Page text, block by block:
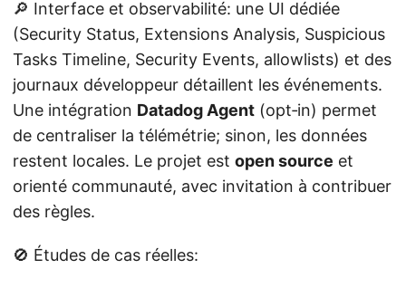
🔎 Interface et observabilité: une UI dédiée
(Security Status, Extensions Analysis, Suspicious
Tasks Timeline, Security Events, allowlists) et des
journaux développeur détaillent les événements.
Une intégration Datadog Agent (opt‑in) permet
de centraliser la télémétrie; sinon, les données
restent locales. Le projet est open source et
orienté communauté, avec invitation à contribuer
des règles.
🚫 Études de cas réelles: